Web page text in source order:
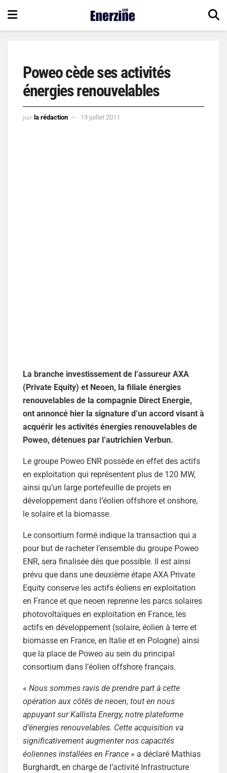
Poweo cède ses activités
énergies renouvelables
par la rédaction 19 juillet 2011
La branche investissement de l’assureur AXA
(Private Equity) et Neoen, la filiale énergies
renouvelables de la compagnie Direct Energie,
ont annoncé hier la signature d’un accord visant à
acquérir les activités énergies renouvelables de
Poweo, détenues par l’autrichien Verbun.
Le groupe Poweo ENR possède en effet des actifs
en exploitation qui représentent plus de 120 MW,
ainsi qu’un large portefeuille de projets en
développement dans l’éolien offshore et onshore,
le solaire et la biomasse.
Le consortium formé indique la transaction qui a
pour but de racheter l’ensemble du groupe Poweo
ENR, sera finalisée dès que possible. Il est ainsi
prévu que dans une deuxième étape AXA Private
Equity conserve les actifs éoliens en exploitation
en France et que neoen reprenne les parcs solaires
photovoltaïques en exploitation en France, les
actifs en développement (solaire, éolien à terre et
biomasse en France, en Italie et en Pologne) ainsi
que la place de Poweo au sein du principal
consortium dans l’éolien offshore français.
« Nous sommes ravis de prendre part à cette
opération aux côtés de neoen, tout en nous
appuyant sur Kallista Energy, notre plateforme
d’énergies renouvelables. Cette acquisition va
significativement augmenter nos capacités
éoliennes installées en France » a déclaré Mathias
Burghardt, en charge de l’activité Infrastructure